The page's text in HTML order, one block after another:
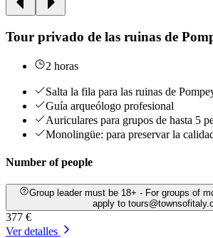
Tour privado de las ruinas de
2 horas
Salta la fila para las ruinas de
Guía arqueólogo profesional
Auriculares para grupos de hasta 5
Monolingüe: para preservar la
Number of people
Group leader must be 18+ - For groups of
apply to
377 €
Ver detalles